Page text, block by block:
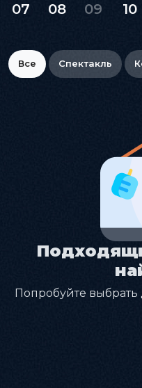
07 08 09 10
Все Спектакль
Попробуйте